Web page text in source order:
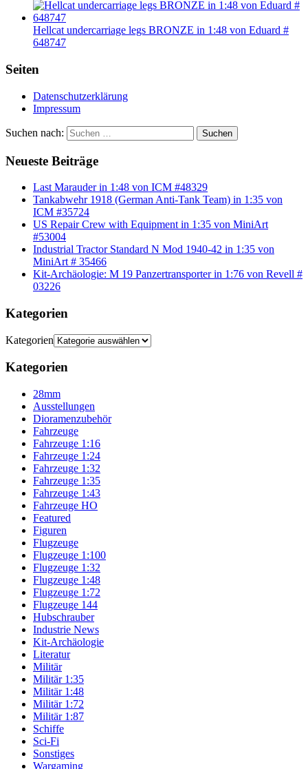
Hellcat undercarriage legs BRONZE in 1:48 von Eduard #
648747
Seiten
Datenschutzerklärung
Impressum
Suchen nach: Suchen
Neueste Beiträge
Last Marauder in 1:48 von ICM #48329
Tankabwehr 1918 (German Anti-Tank Team) in 1:35 von
ICM #35724
US Repair Crew with Equipment in 1:35 von MiniArt
#53004
Industrial Tractor Standard N Mod 1940-42 in 1:35 von
MiniArt # 35466
Kit-Archäologie: M 19 Panzertransporter in 1:76 von Revell #
03226
Kategorien
Kategorien
Kategorien
28mm
Ausstellungen
Dioramenzubehör
Fahrzeuge
Fahrzeuge 1:16
Fahrzeuge 1:24
Fahrzeuge 1:32
Fahrzeuge 1:35
Fahrzeuge 1:43
Fahrzeuge HO
Featured
Figuren
Flugzeuge
Flugzeuge 1:100
Flugzeuge 1:32
Flugzeuge 1:48
Flugzeuge 1:72
Flugzeuge 144
Hubschrauber
Industrie News
Kit-Archäologie
Literatur
Militär
Militär 1:35
Militär 1:48
Militär 1:72
Militär 1:87
Schiffe
Sci-Fi
Sonstiges
Wargaming